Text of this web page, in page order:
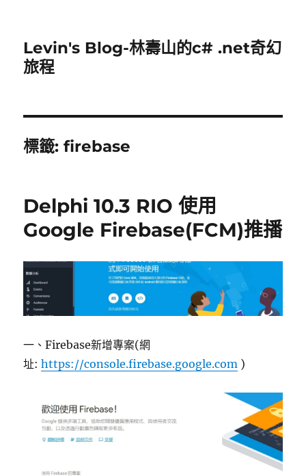
Levin's Blog-林壽山的c# .net奇幻
旅程
標籤:firebase
Delphi 10.3 RIO 使用
Google Firebase(FCM)推播
一、Firebase新增專案(網
址:https://console.firebase.google.com )